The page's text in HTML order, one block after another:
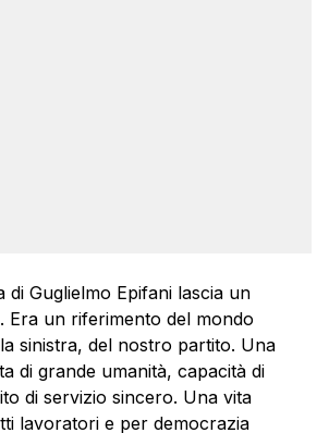
di Guglielmo Epifani lascia un
Era un riferimento del mondo
sinistra, del nostro partito. Una
di grande umanità, capacità di
di servizio sincero. Una vita
lavoratori e per democrazia